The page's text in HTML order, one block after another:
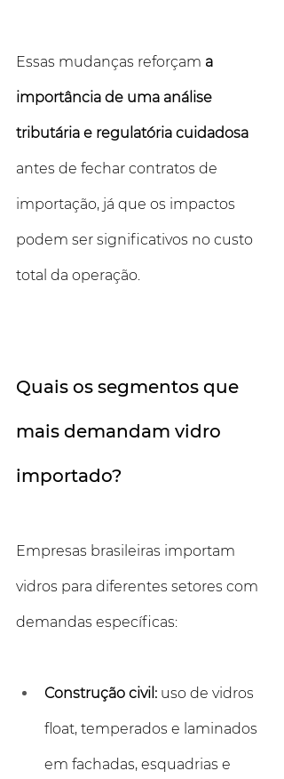
Essas mudanças reforçam a
importância de uma análise
tributária e regulatória cuidadosa
antes de fechar contratos de
importação, já que os impactos
podem ser significativos no custo
total da operação.
Quais os segmentos que
mais demandam vidro
importado?
Empresas brasileiras importam
vidros para diferentes setores com
demandas específicas:
Construção civil: uso de vidros
float, temperados e laminados
em fachadas, esquadrias e